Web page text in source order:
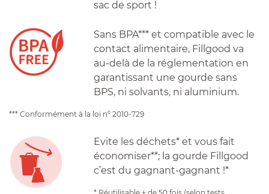
sac de sport !
Sans BPA*** et compatible avec le
contact alimentaire, Fillgood va
au-delà de la réglementation en
garantissant une gourde sans
BPS, ni solvants, ni aluminium.
*** Conformément à la loi nº 2010-729
Evite les déchets* et vous fait
économiser**; la gourde Fillgood
c’est du gagnant-gagnant !*